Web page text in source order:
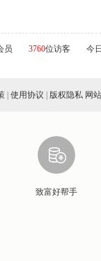
员 3760位访客 今
使用协议 版权隐私 网
致富好帮手